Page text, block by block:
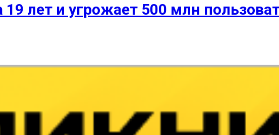
лет и угрожает 500 млн